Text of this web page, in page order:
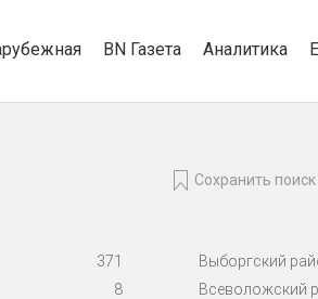
BN Газета Аналитика
Сохранить поиск
371 Выборгский
8 Всеволожский